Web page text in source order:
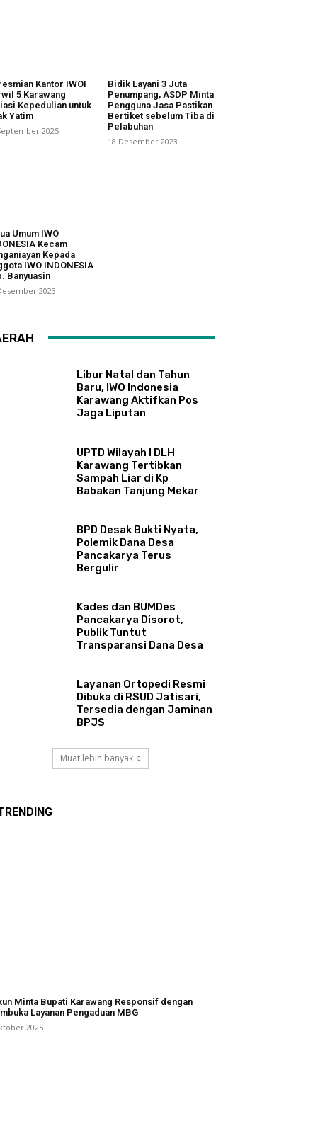
Kantor IWOI
5 Karawang
Kepedulian untuk
Yatim
2025
Bidik Layani 3 Juta
Penumpang, ASDP Minta
Pengguna Jasa Pastikan
Bertiket sebelum Tiba di
Pelabuhan
18 Desember 2023
Umum IWO
Kecam
Kepada
IWO INDONESIA
Banyuasin
2023
Libur Natal dan Tahun
Baru, IWO Indonesia
Karawang Aktifkan Pos
Jaga Liputan
UPTD Wilayah I DLH
Karawang Tertibkan
Sampah Liar di Kp
Babakan Tanjung Mekar
BPD Desak Bukti Nyata,
Polemik Dana Desa
Pancakarya Terus
Bergulir
Kades dan BUMDes
Pancakarya Disorot,
Publik Tuntut
Transparansi Dana Desa
Layanan Ortopedi Resmi
Dibuka di RSUD Jatisari,
Tersedia dengan Jaminan
BPJS
Muat lebih banyak
Minta Bupati Karawang Responsif dengan
Layanan Pengaduan MBG
2025